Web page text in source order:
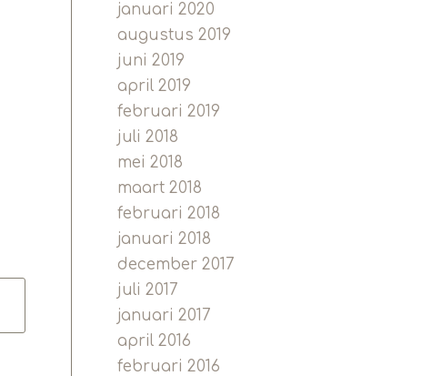
januari 2020
augustus 2019
juni 2019
april 2019
februari 2019
juli 2018
mei 2018
maart 2018
februari 2018
januari 2018
december 2017
juli 2017
januari 2017
april 2016
februari 2016